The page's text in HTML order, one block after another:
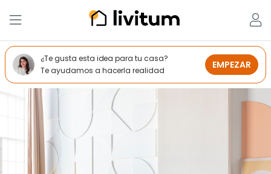
¿Te gusta esta idea para tu casa?
Te ayudamos a hacerla realidad
EMPEZAR